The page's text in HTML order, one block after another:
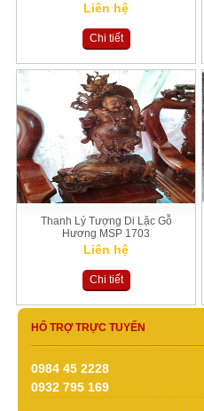
Liên hệ
Chi tiết
Thanh Lý Tượng Di Lặc Gỗ
Hương MSP 1703
Liên hệ
Chi tiết
HỔ TRỢ TRỰC TUYẾN
0984 45 2228
0932 795 169